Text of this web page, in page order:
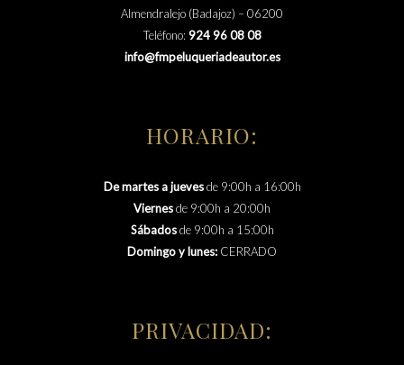
Almendralejo (Badajoz) – 06200
Teléfono: 924 96 08 08
info@fmpeluqueriadeautor.es
HORARIO:
De martes a juevesde 9:00h a 16:00h
Viernesde 9:00h a 20:00h
Sábadosde 9:00h a 15:00h
Domingo y lunes: CERRADO
PRIVACIDAD: